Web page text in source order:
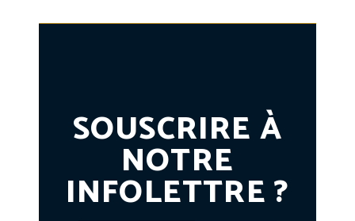
SOUSCRIRE À
NOTRE
INFOLETTRE ?